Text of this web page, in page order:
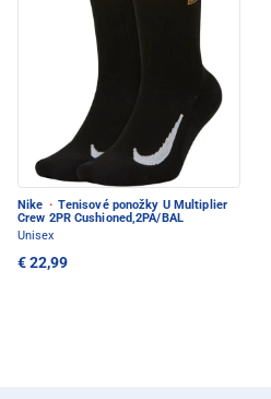
Nike · Tenisové ponožky U Multiplier
Crew 2PR Cushioned,2PÁ/BAL
Unisex
€ 22,99